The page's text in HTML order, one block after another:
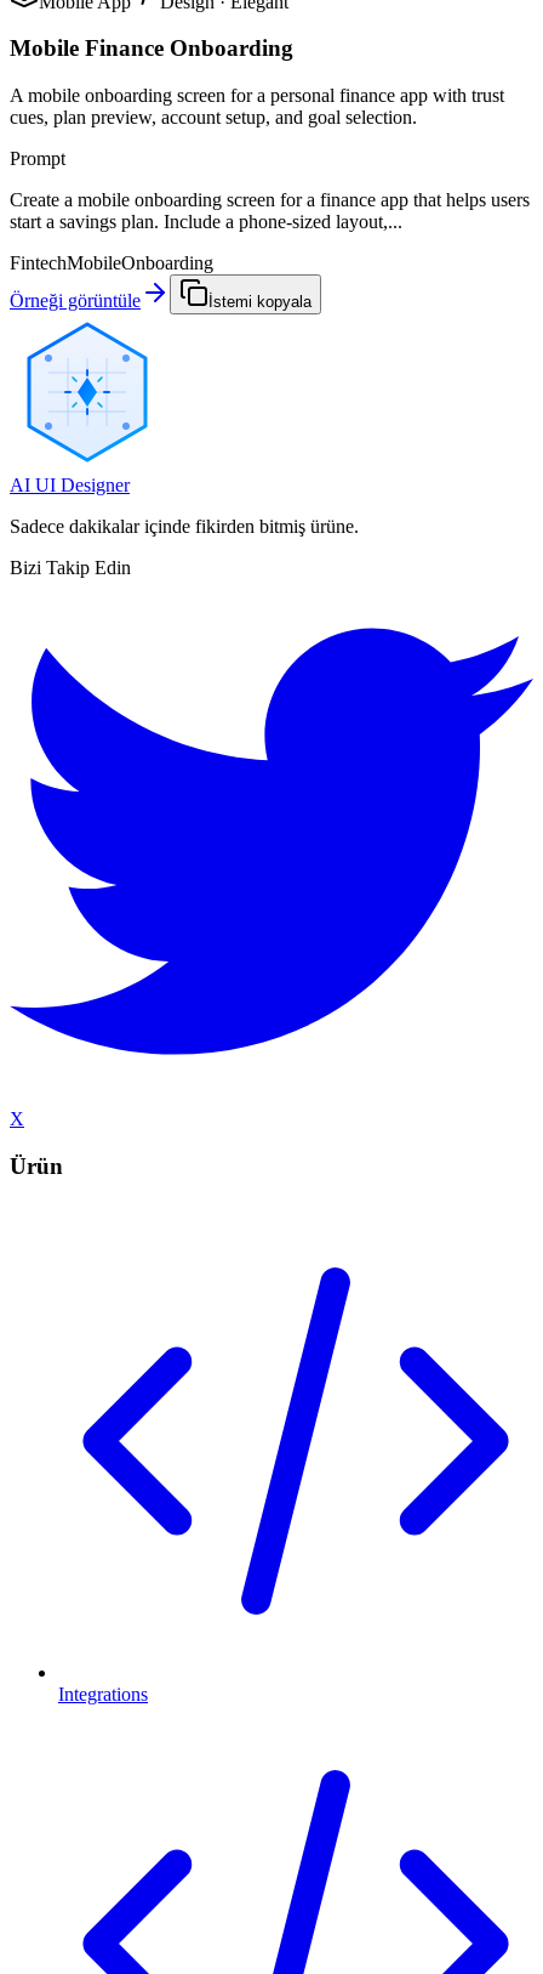
Mobile Finance Onboarding
A mobile onboarding screen for a personal finance app with trust
cues, plan preview, account setup, and goal selection.
Prompt
Create a mobile onboarding screen for a finance app that helps users
start a savings plan. Include a phone-sized layout,...
FintechMobileOnboarding
Örneği görüntüle
İstemi kopyala
AI UI Designer
Sadece dakikalar içinde fikirden bitmiş ürüne.
Bizi Takip Edin
X
Ürün
Integrations